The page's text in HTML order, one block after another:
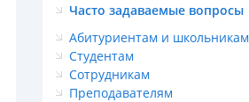
Часто задаваемые вопросы
Абитуриентам и школьникам
Студентам
Сотрудникам
Преподавателям